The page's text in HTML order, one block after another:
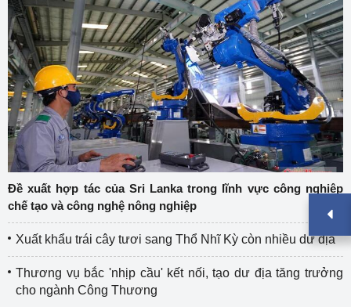
Đề xuất hợp tác của Sri Lanka trong lĩnh vực công nghiệp
chế tạo và công nghệ nông nghiệp
Xuất khẩu trái cây tươi sang Thổ Nhĩ Kỳ còn nhiều dư địa
Thương vụ bắc 'nhịp cầu' kết nối, tạo dư địa tăng trưởng
cho ngành Công Thương